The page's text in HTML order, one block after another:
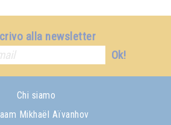
alla newsletter
Ok!
Chi siamo
Mikhaël Aïvanhov